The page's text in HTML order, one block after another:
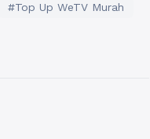
#Top Up WeTV Murah